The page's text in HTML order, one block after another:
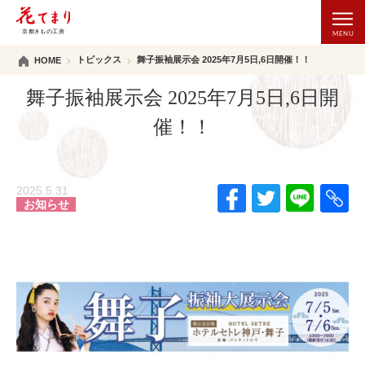
HOME トピックス 舞子振袖展示会 2025年7月5日,6日開催！！
舞子振袖展示会 2025年7月5日,6日開
催！！
2025.5.31
お知らせ